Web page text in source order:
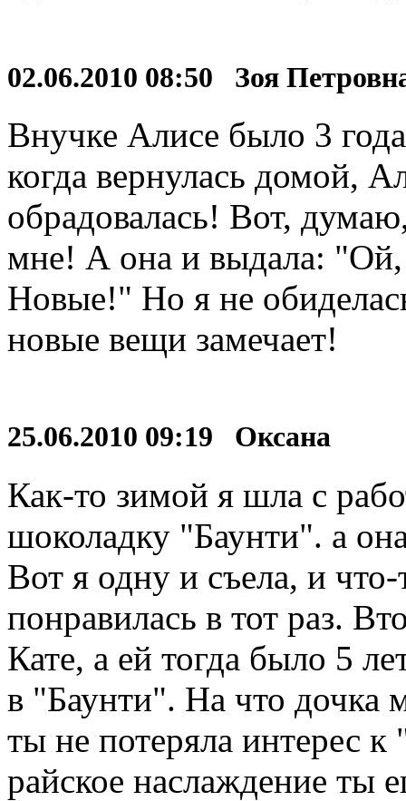
02.06.2010 08:50 Зоя
Внучке Алисе было 3
когда вернулась домой,
обрадовалась! Вот,
мне! А она и выдала: "Ой,
Новые!" Но я не
новые вещи замечает!
25.06.2010 09:19 Оксана
Как-то зимой я шла с
шоколадку "Баунти". а
Вот я одну и съела, и
понравилась в тот раз.
Кате, а ей тогда было 5
в "Баунти". На что дочка
ты не потеряла интерес
райское наслаждение ты